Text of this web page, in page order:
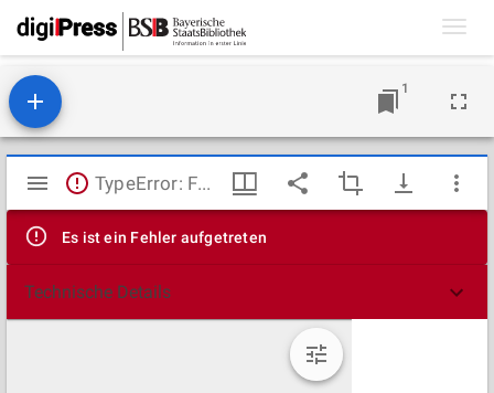
1
Mirador
Viewer
TypeError: Failed to fetch
Es ist ein Fehler aufgetreten
Technische Details